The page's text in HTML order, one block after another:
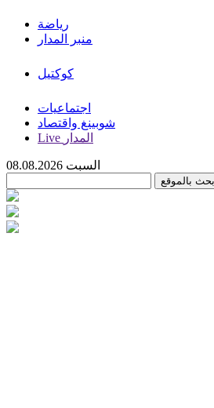
رياضة
منبر المدار
كوكتيل
اجتماعيات
شوبينغ واقتصاد
Live المدار